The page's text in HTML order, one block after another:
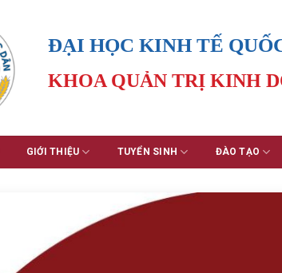
ĐẠI HỌC KINH TẾ
KHOA QUẢN TRỊ KINH
GIỚI THIỆU TUYỂN SINH ĐÀO TẠO